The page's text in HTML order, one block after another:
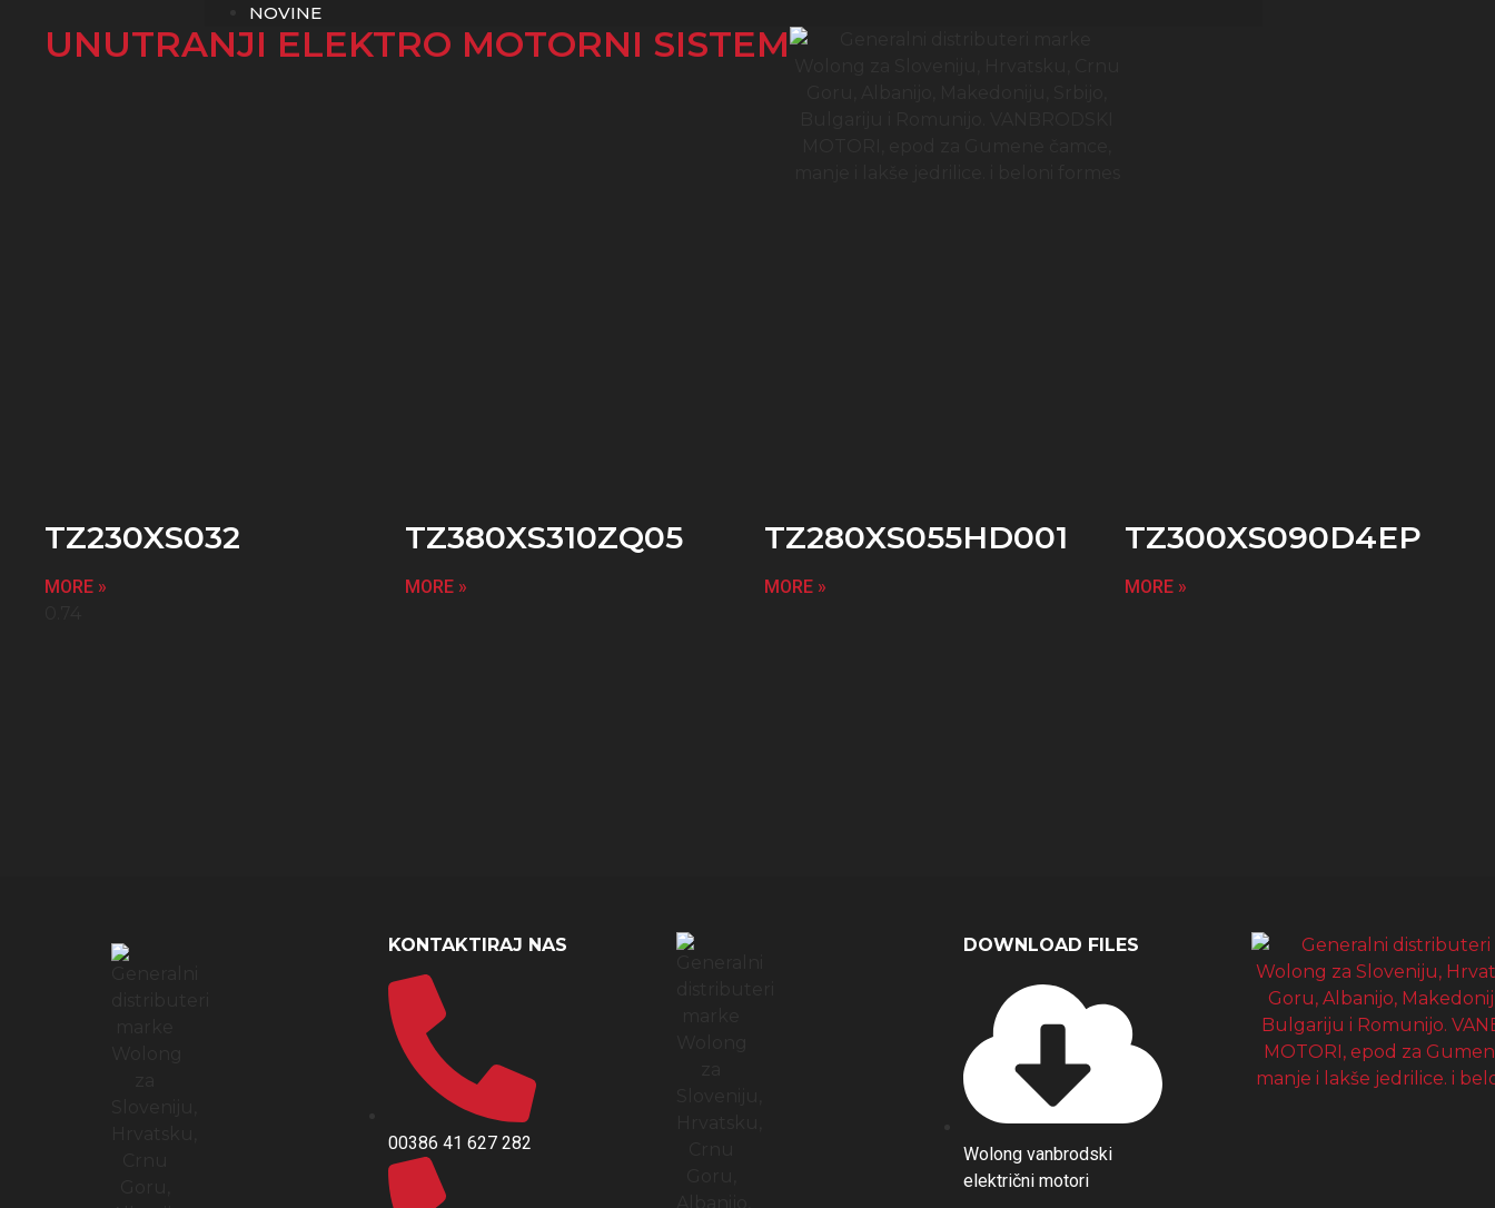
NOVINE
UNUTRANJI ELEKTRO MOTORNI SISTEM
TZ230XS032
MORE »
TZ380XS310ZQ05
MORE »
TZ280XS055HD001
MORE »
TZ300XS090D4EP
MORE »
KONTAKTIRAJ NAS
00386 41 627 282
DOWNLOAD FILES
Wolong vanbrodski
električni motori